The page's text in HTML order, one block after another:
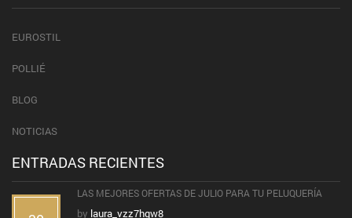
EUROSTIL
POLLIÉ
BLOG
NOTICIAS
ENTRADAS RECIENTES
LAS MEJORES OFERTAS DE JULIO PARA TU PELUQUERÍA
by laura_vzz7hqw8